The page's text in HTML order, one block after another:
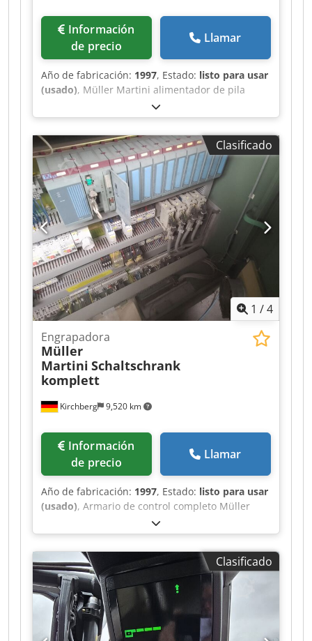
de precio
Llamar
Año de fabricación: 1997, Estado: listo para usar
(usado), Müller Martini alimentador de pila
plana 370, año de fabricación 1997 6x
Dcjdpfxjwvmp Rs Adrek
Clasificado
1 /4
Kirchberg 9,520 km
Engrapadora
Müller
Martini Schaltschrank
komplett
de precio
Llamar
Año de fabricación: 1997, Estado: listo para usar
(usado), Armario de control completo Müller
Martini, año de fabricación 1997 Dsdpfxswvmp
Do Adreck
Clasificado